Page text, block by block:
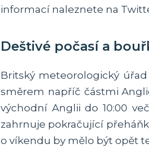
informací naleznete na
Deštivé počasí a
Britský meteorologický
směrem napříč částmi
východní Anglii do 10:00
zahrnuje pokračující
o víkendu by mělo být opět